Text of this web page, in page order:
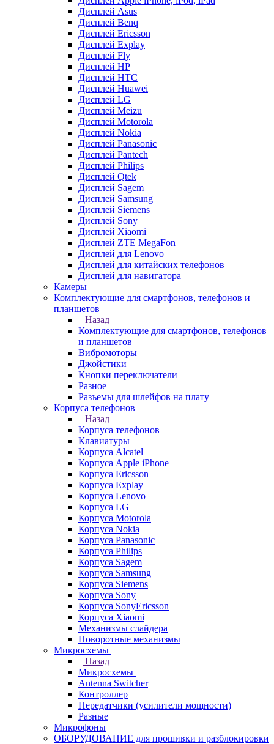
Дисплей Asus
Дисплей Benq
Дисплей Ericsson
Дисплей Explay
Дисплей Fly
Дисплей HP
Дисплей HTC
Дисплей Huawei
Дисплей LG
Дисплей Meizu
Дисплей Motorola
Дисплей Nokia
Дисплей Panasonic
Дисплей Pantech
Дисплей Philips
Дисплей Qtek
Дисплей Sagem
Дисплей Samsung
Дисплей Siemens
Дисплей Sony
Дисплей Xiaomi
Дисплей ZTE MegaFon
Дисплей для Lenovo
Дисплей для китайских телефонов
Дисплей для навигатора
Камеры
Комплектующие для смартфонов, телефонов и
планшетов
Назад
Комплектующие для смартфонов, телефонов
и планшетов
Вибромоторы
Джойстики
Кнопки переключатели
Разное
Разъемы для шлейфов на плату
Корпуса телефонов
Назад
Корпуса телефонов
Клавиатуры
Корпуса Alcatel
Корпуса Apple iPhone
Корпуса Ericsson
Корпуса Explay
Корпуса Lenovo
Корпуса LG
Корпуса Motorola
Корпуса Nokia
Корпуса Panasonic
Корпуса Philips
Корпуса Sagem
Корпуса Samsung
Корпуса Siemens
Корпуса Sony
Корпуса SonyEricsson
Корпуса Xiaomi
Механизмы слайдера
Поворотные механизмы
Микросхемы
Назад
Микросхемы
Antenna Switcher
Контроллер
Передатчики (усилители мощности)
Разные
Микрофоны
ОБОРУДОВАНИЕ для прошивки и разблокировки